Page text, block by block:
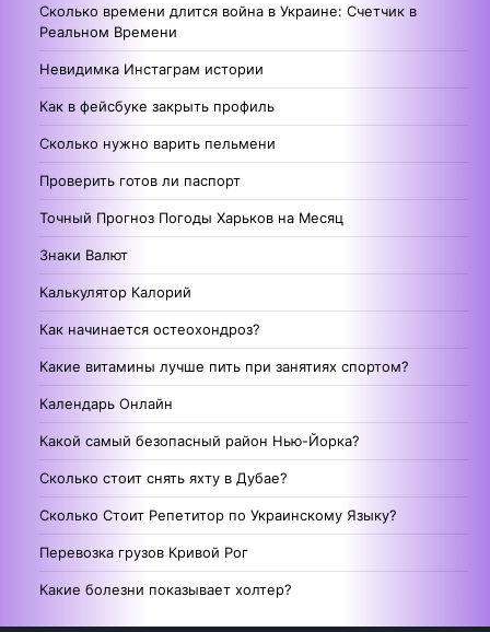
Сколько времени длится война в Украине: Счетчик в
Реальном Времени
Невидимка Инстаграм истории
Как в фейсбуке закрыть профиль
Сколько нужно варить пельмени
Проверить готов ли паспорт
Точный Прогноз Погоды Харьков на Месяц
Знаки Валют
Калькулятор Калорий
Как начинается остеохондроз?
Какие витамины лучше пить при занятиях спортом?
Календарь Онлайн
Какой самый безопасный район Нью-Йорка?
Сколько стоит снять яхту в Дубае?
Сколько Стоит Репетитор по Украинскому Языку?
Перевозка грузов Кривой Рог
Какие болезни показывает холтер?